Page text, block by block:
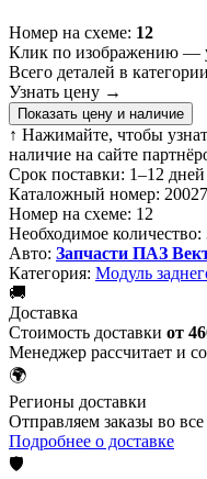
Номер на схеме: 12
Клик по изображению —
Всего деталей в
Узнать цену →
Показать цену и наличие
↑ Нажимайте, чтобы
наличие на сайте
Срок поставки: 1–12 дней
Каталожный номер:
Номер на схеме: 12
Необходимое количество:
Авто: Запчасти ПАЗ
Категория: Модуль
🚚
Доставка
Стоимость доставки от
Менеджер рассчитает и
🌍
Регионы доставки
Отправляем заказы во
Подробнее о доставке
🛡️